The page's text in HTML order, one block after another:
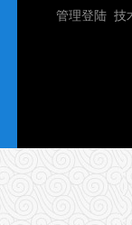
管理登陆 技